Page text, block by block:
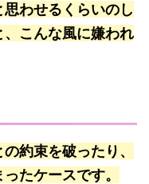
思わせるくらいのし
こんな風に嫌われ
約束を破ったり、
たケースです。